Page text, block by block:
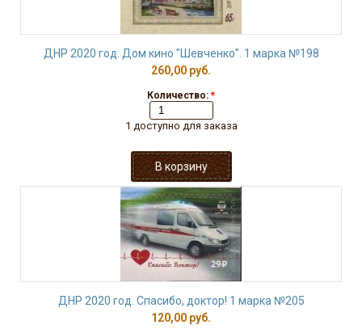
ДНР 2020 год. Дом кино "Шевченко". 1 марка №198
260,00 руб.
Количество: *
1 доступно для заказа
ДНР 2020 год. Спасибо, доктор! 1 марка №205
120,00 руб.